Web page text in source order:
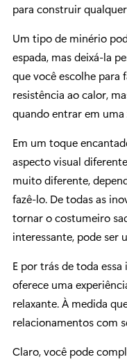
para construir
Um tipo de minério
espada, mas deixá-la
que você escolhe para
resistência ao calor,
quando entrar em
Em um toque
aspecto visual
muito diferente,
fazê-lo. De todas as
tornar o costumeiro
interessante, pode ser
E por trás de toda
oferece uma
relaxante. À medida
relacionamentos com
Claro, você pode